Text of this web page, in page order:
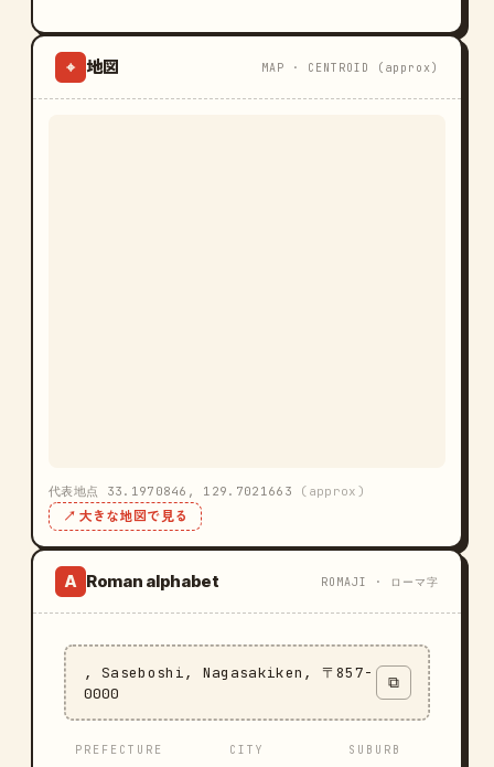
⌖ 地図 MAP · CENTROID (approx)
代表地点 33.1970846, 129.7021663 (approx)
↗ 大きな地図で見る
A Roman alphabet ROMAJI · ローマ字
, Saseboshi, Nagasakiken, 〒857-
0000
⧉
PREFECTURE CITY SUBURB